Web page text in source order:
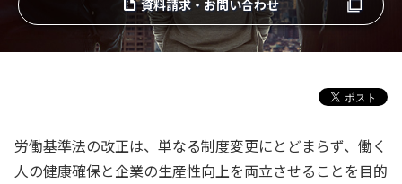
資料請求・お問い合わせ
労働基準法の改正は、単なる制度変更にとどまらず、働く
人の健康確保と企業の生産性向上を両立させることを目的